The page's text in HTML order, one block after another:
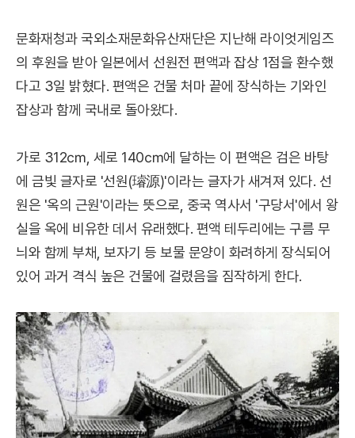
문화재청과 국외소재문화유산재단은 지난해 라이엇게임즈
의 후원을 받아 일본에서 선원전 편액과 잡상 1점을 환수했
다고 3일 밝혔다. 편액은 건물 처마 끝에 장식하는 기와인
잡상과 함께 국내로 돌아왔다.
가로 312㎝, 세로 140㎝에 달하는 이 편액은 검은 바탕
에 금빛 글자로 '선원(璿源)'이라는 글자가 새겨져 있다. 선
원은 '옥의 근원'이라는 뜻으로, 중국 역사서 '구당서'에서 왕
실을 옥에 비유한 데서 유래했다. 편액 테두리에는 구름 무
늬와 함께 부채, 보자기 등 보물 문양이 화려하게 장식되어
있어 과거 격식 높은 건물에 걸렸음을 짐작하게 한다.